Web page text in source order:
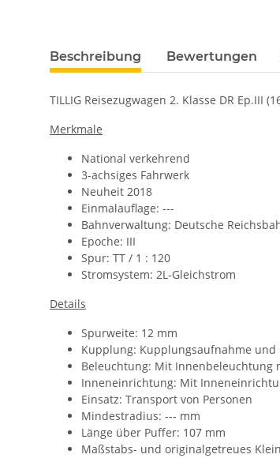
Beschreibung Bewertungen
TILLIG Reisezugwagen 2. Klasse DR Ep.III
Merkmale
National verkehrend
3-achsiges Fahrwerk
Neuheit 2018
Einmalauflage: ---
Bahnverwaltung: Deutsche
Epoche: III
Spur: TT / 1 : 120
Stromsystem: 2L-Gleichstrom
Details
Spurweite: 12 mm
Kupplung: Kupplungsaufnahme
Beleuchtung: Mit Innenbeleuchtung
Inneneinrichtung: Mit
Einsatz: Transport von Personen
Mindestradius: --- mm
Länge über Puffer: 107 mm
Maßstabs- und originalgetreues